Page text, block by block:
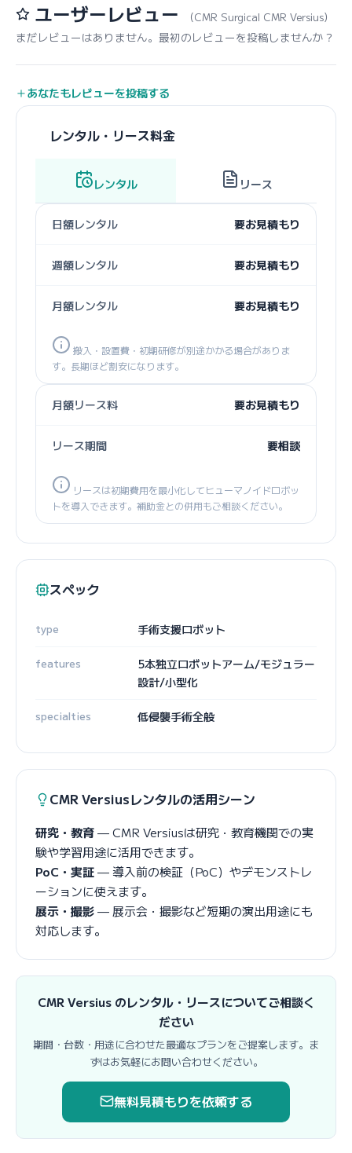
ユーザーレビュー （CMR Surgical CMR Versius）
まだレビューはありません。最初のレビューを投稿しませんか？
あなたもレビューを投稿する
レンタル・リース料金
レンタル リース
日額レンタル 要お見積もり
週額レンタル 要お見積もり
月額レンタル 要お見積もり
搬入・設置費・初期研修が別途かかる場合がありま
す。長期ほど割安になります。
月額リース料 要お見積もり
リース期間 要相談
リースは初期費用を最小化してヒューマノイドロボッ
トを導入できます。補助金との併用もご相談ください。
スペック
type 手術支援ロボット
features
5本独立ロボットアーム/モジュラー
設計/小型化
specialties 低侵襲手術全般
CMR Versiusレンタルの活用シーン
研究・教育— CMR Versiusは研究・教育機関での実
験や学習用途に活用できます。
PoC・実証— 導入前の検証（PoC）やデモンストレ
ーションに使えます。
展示・撮影— 展示会・撮影など短期の演出用途にも
対応します。
CMR Versius のレンタル・リースについてご相談く
ださい
期間・台数・用途に合わせた最適なプランをご提案します。ま
ずはお気軽にお問い合わせください。
無料見積もりを依頼する